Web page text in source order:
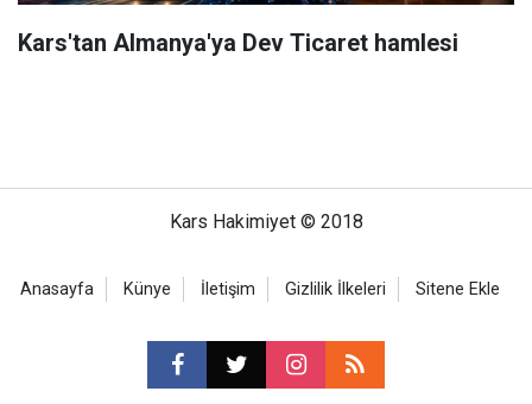
Kars'tan Almanya'ya Dev Ticaret hamlesi
Kars Hakimiyet © 2018
Anasayfa Künye İletişim Gizlilik İlkeleri Sitene Ekle